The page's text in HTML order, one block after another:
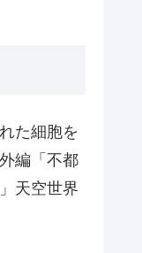
た細胞を
編「不都
天空世界